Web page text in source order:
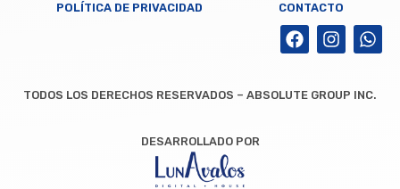
POLÍTICA DE PRIVACIDAD CONTACTO
TODOS LOS DERECHOS RESERVADOS – ABSOLUTE GROUP INC.
DESARROLLADO POR